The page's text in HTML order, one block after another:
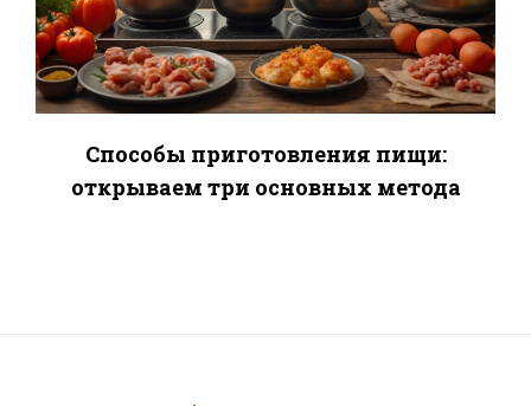
Способы приготовления пищи:
открываем три основных метода